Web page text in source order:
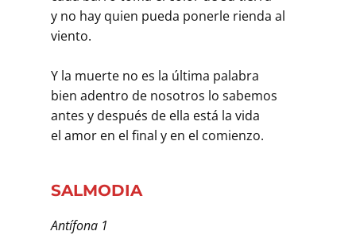
y no hay quien pueda ponerle rienda al
viento.
Y la muerte no es la última palabra
bien adentro de nosotros lo sabemos
antes y después de ella está la vida
el amor en el final y en el comienzo.
SALMODIA
Antífona 1